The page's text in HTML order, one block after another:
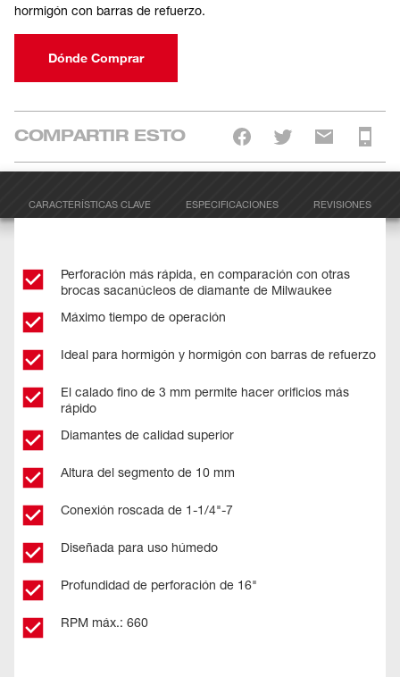
hormigón con barras de refuerzo.
Dónde Comprar
COMPARTIR ESTO
CARACTERÍSTICAS CLAVE ESPECIFICACIONES REVISIONES
Perforación más rápida, en comparación con otras
brocas sacanúcleos de diamante de Milwaukee
Máximo tiempo de operación
Ideal para hormigón y hormigón con barras de refuerzo
El calado fino de 3 mm permite hacer orificios más
rápido
Diamantes de calidad superior
Altura del segmento de 10 mm
Conexión roscada de 1-1/4"-7
Diseñada para uso húmedo
Profundidad de perforación de 16"
RPM máx.: 660